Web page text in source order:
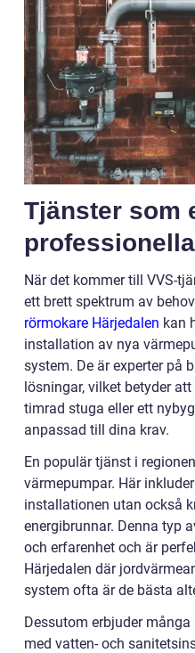
Tjänster som
När det kommer till VVS-
ett brett spektrum av
rörmokare Härjedalen kan
installation av nya
system. De är experter på
lösningar, vilket betyder
timrad stuga eller ett
anpassad till dina krav.
En populär tjänst i
värmepumpar. Här
installationen utan också
energibrunnar. Denna typ
och erfarenhet och är
Härjedalen där
system ofta är de bästa
Dessutom erbjuder
med vatten- och